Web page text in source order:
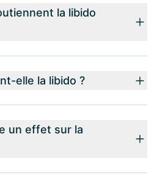
la libido
elle la libido ?
un effet sur la